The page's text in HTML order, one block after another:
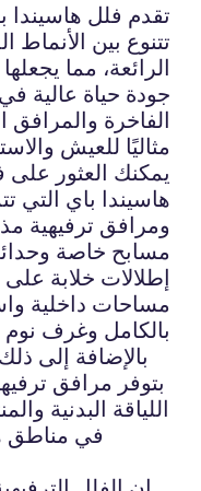
تقدم فلل هاسيندا
تتنوع بين الأنماط
الرائعة، مما
جودة حياة عالية
الفاخرة والمرافق
مثاليًا للعيش
يمكنك العثور على
هاسيندا باي التي
ومرافق ترفيهية
مسابح خاصة
إطلالات خلابة
مساحات داخلية
بالكامل وغرف نوم
بالإضافة إلى
بتوفر مرافق
اللياقة البدنية
في مناطق